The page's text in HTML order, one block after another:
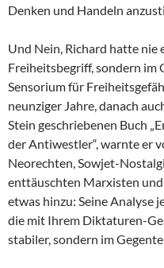
Denken und Handeln
Und Nein, Richard hatte nie
Freiheitsbegriff, sondern im
Sensorium für
neunziger Jahre, danach
Stein geschriebenen Buch
der Antiwestler“, warnte er
Neorechten, Sowjet-
enttäuschten Marxisten
etwas hinzu: Seine Analyse
die mit Ihrem Diktaturen-
stabiler, sondern im